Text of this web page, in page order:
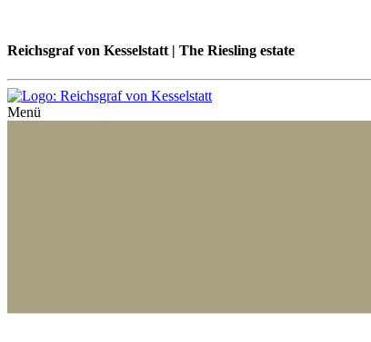
Reichsgraf von Kesselstatt | The Riesling estate
Menü